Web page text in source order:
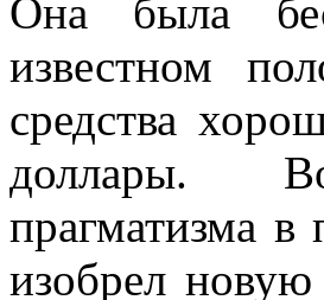
Она была
известном
средства
доллары.
прагматизма в
изобрел